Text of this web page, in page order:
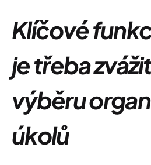
Klíčové
je třeba
výběru
úkolů